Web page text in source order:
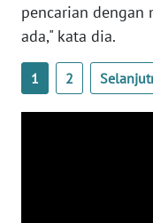
pencarian dengan
ada," kata dia.
1 2
NTT
WN
KEPRI